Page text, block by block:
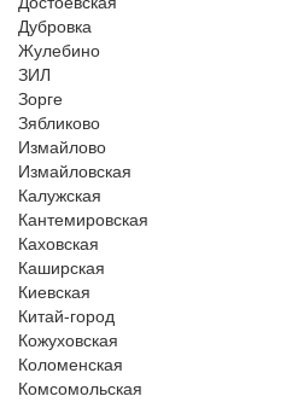
Дубровка
Жулебино
ЗИЛ
Зорге
Зябликово
Измайлово
Измайловская
Калужская
Кантемировская
Каховская
Каширская
Киевская
Китай-город
Кожуховская
Коломенская
Комсомольская